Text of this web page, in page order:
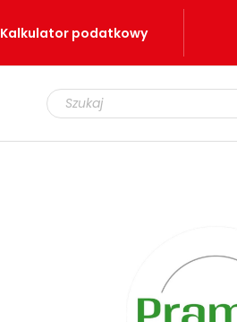
Kalkulator podatkowy